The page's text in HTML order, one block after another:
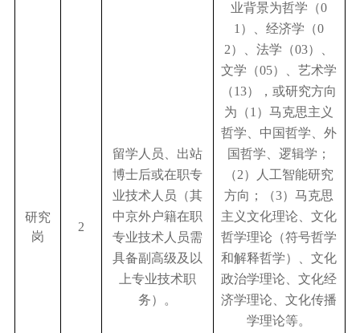
研究
岗
2
留学人员、出站
博士后或在职专
业技术人员（其
中京外户籍在职
专业技术人员需
具备副高级及以
上专业技术职
务）。
业背景为哲学（0
1 ）、经济学（0
2）、法学（03）、
文学（05）、艺术学
（13），或研究方向
为（1 ）马克思主义
哲学、中国哲学、外
国哲学、逻辑学；
（2）人工智能研究
方向；（3）马克思
主义文化理论、文化
哲学理论（符号哲学
和解释哲学）、文化
政治学理论、文化经
济学理论、文化传播
学理论等。